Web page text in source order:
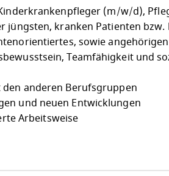
(m/w/d),
jüngsten, kranken Patienten bzw.
sowie
Teamfähigkeit und
anderen Berufsgruppen
und neuen Entwicklungen
Arbeitsweise